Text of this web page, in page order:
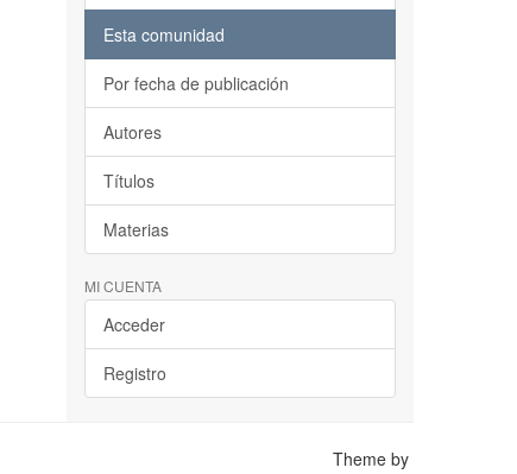
Esta comunidad
Por fecha de publicación
Autores
Títulos
Materias
MI CUENTA
Acceder
Registro
Theme by